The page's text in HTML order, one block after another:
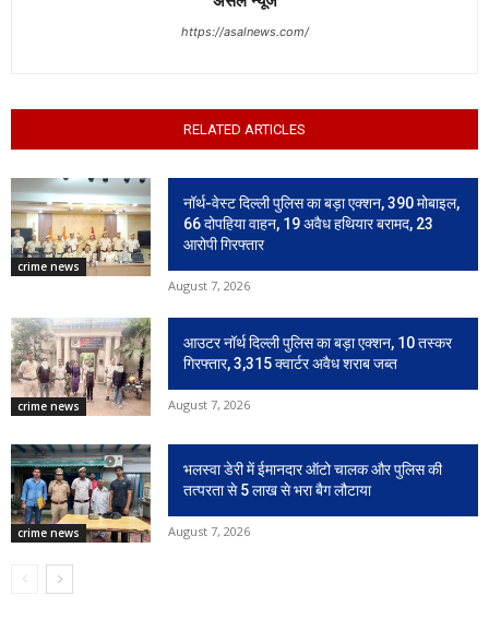
https://asalnews.com/
RELATED ARTICLES
crime news
नॉर्थ-वेस्ट दिल्ली पुलिस का बड़ा एक्शन, 390 मोबाइल,
66 दोपहिया वाहन, 19 अवैध हथियार बरामद, 23
आरोपी गिरफ्तार
August 7, 2026
crime news
आउटर नॉर्थ दिल्ली पुलिस का बड़ा एक्शन, 10 तस्कर
गिरफ्तार, 3,315 क्वार्टर अवैध शराब जब्त
August 7, 2026
crime news
भलस्वा डेरी में ईमानदार ऑटो चालक और पुलिस की
तत्परता से 5 लाख से भरा बैग लौटाया
August 7, 2026